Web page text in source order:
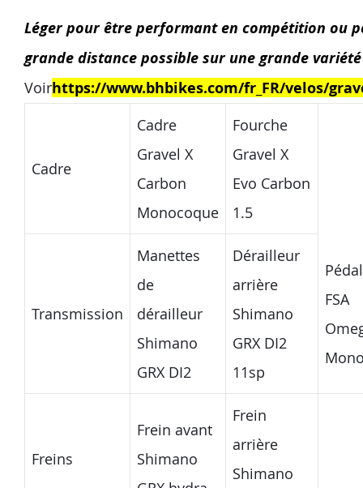
Léger pour être performant en compétition ou
grande distance possible sur une grande
Voirhttps://www.bhbikes.com/fr_FR/velos/
Cadre
Cadre
Gravel X
Carbon
Monocoque
Fourche
Gravel X
Evo Carbon
1.5
Transmission
Manettes
de
dérailleur
Shimano
GRX DI2
Dérailleur
arrière
Shimano
GRX DI2
11sp
FSA
Freins
Frein avant
Shimano
Frein
arrière
Shimano